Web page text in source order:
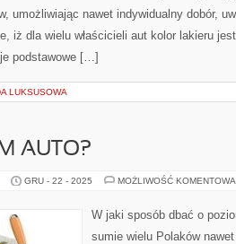
umożliwiając nawet indywidualny dobór,
iż dla wielu właścicieli aut kolor lakieru
podstawowe […]
LUKSUSOWA
AUTO?
GRU - 22 - 2025 MOŻLIWOŚĆ
W jaki sposób dbać o
sumie wielu Polaków